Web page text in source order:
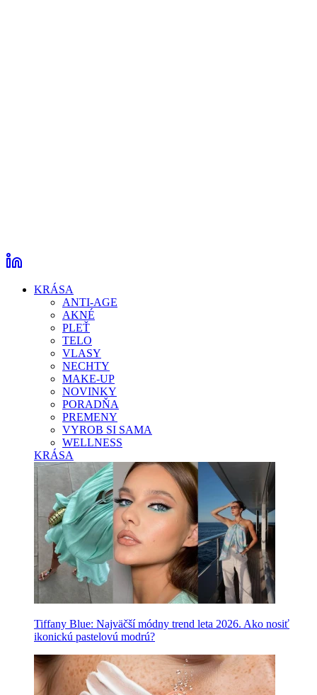
KRÁSA
ANTI-AGE
AKNÉ
PLEŤ
TELO
VLASY
NECHTY
MAKE-UP
NOVINKY
PORADŇA
PREMENY
VYROB SI SAMA
WELLNESS
KRÁSA
Tiffany Blue: Najväčší módny trend leta 2026. Ako nosiť
ikonickú pastelovú modrú?